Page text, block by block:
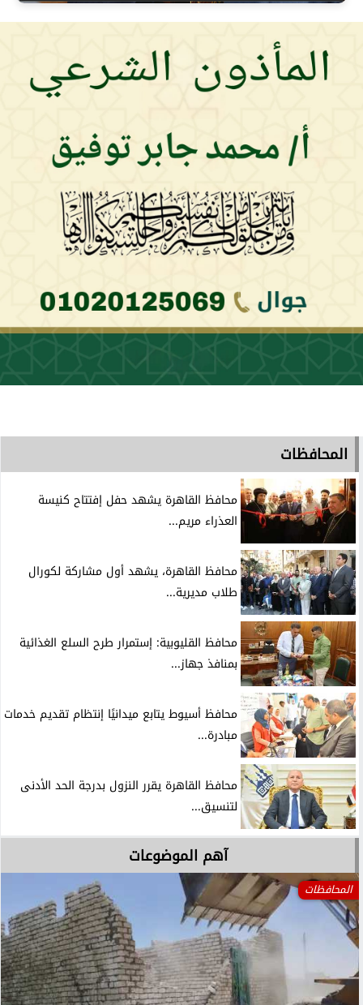
المحافظات
محافظ القاهرة يشهد حفل إفتتاح كنيسة
العذراء مريم...
محافظ القاهرة، يشهد أول مشاركة لكورال
طلاب مديرية...
محافظ القليوبية: إستمرار طرح السلع الغذائية
بمنافذ جهاز...
محافظ أسيوط يتابع ميدانيًا إنتظام تقديم خدمات
مبادرة...
محافظ القاهرة يقرر النزول بدرجة الحد الأدنى
لتنسيق...
آهم الموضوعات
المحافظات